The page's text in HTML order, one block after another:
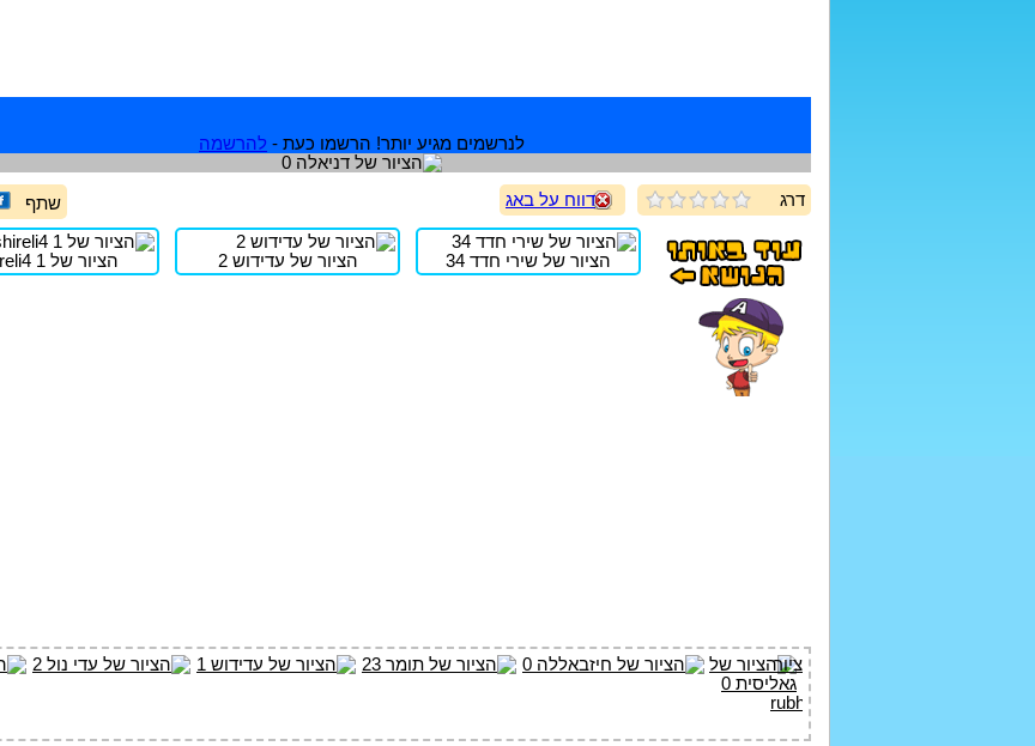
לנרשמים מגיע יותר! הרשמו כעת - להרשמה
דרג דווח על באג שתף
הציור של שירי חדד 34 הציור של עדידוש 2 הציור של shireli4 1